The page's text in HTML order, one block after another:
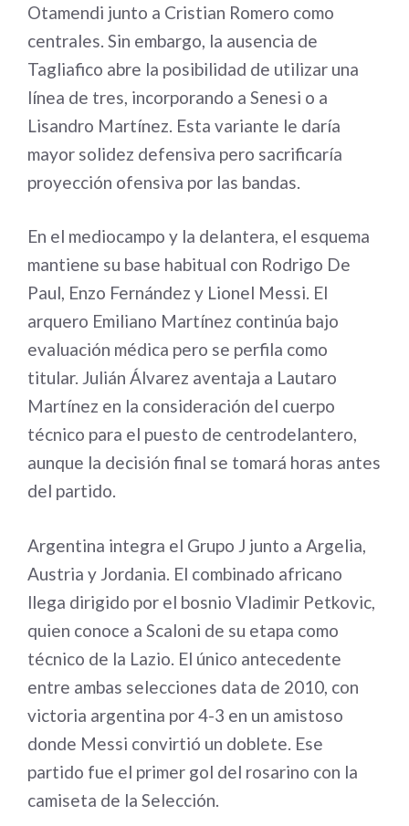
Otamendi junto a Cristian Romero como
centrales. Sin embargo, la ausencia de
Tagliafico abre la posibilidad de utilizar una
línea de tres, incorporando a Senesi o a
Lisandro Martínez. Esta variante le daría
mayor solidez defensiva pero sacrificaría
proyección ofensiva por las bandas.
En el mediocampo y la delantera, el esquema
mantiene su base habitual con Rodrigo De
Paul, Enzo Fernández y Lionel Messi. El
arquero Emiliano Martínez continúa bajo
evaluación médica pero se perfila como
titular. Julián Álvarez aventaja a Lautaro
Martínez en la consideración del cuerpo
técnico para el puesto de centrodelantero,
aunque la decisión final se tomará horas antes
del partido.
Argentina integra el Grupo J junto a Argelia,
Austria y Jordania. El combinado africano
llega dirigido por el bosnio Vladimir Petkovic,
quien conoce a Scaloni de su etapa como
técnico de la Lazio. El único antecedente
entre ambas selecciones data de 2010, con
victoria argentina por 4-3 en un amistoso
donde Messi convirtió un doblete. Ese
partido fue el primer gol del rosarino con la
camiseta de la Selección.